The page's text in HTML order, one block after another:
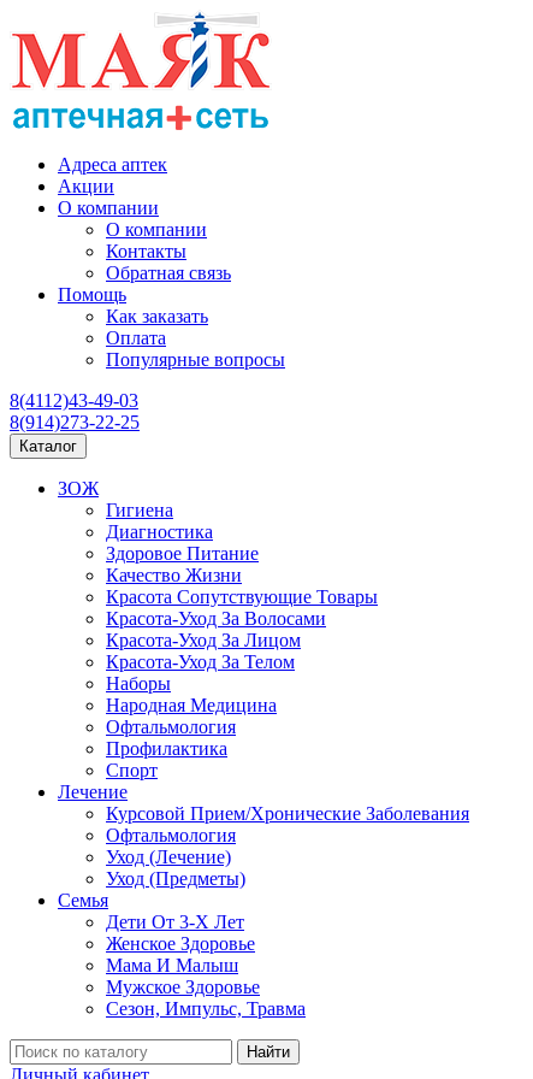
Адреса аптек
Акции
О компании
О компании
Контакты
Обратная связь
Помощь
Как заказать
Оплата
Популярные вопросы
8(4112)43-49-03
8(914)273-22-25
Каталог
ЗОЖ
Гигиена
Диагностика
Здоровое Питание
Качество Жизни
Красота Сопутствующие Товары
Красота-Уход За Волосами
Красота-Уход За Лицом
Красота-Уход За Телом
Наборы
Народная Медицина
Офтальмология
Профилактика
Спорт
Лечение
Курсовой Прием/Хронические Заболевания
Офтальмология
Уход (Лечение)
Уход (Предметы)
Семья
Дети От 3-Х Лет
Женское Здоровье
Мама И Малыш
Мужское Здоровье
Сезон, Импульс, Травма
Найти
Личный кабинет